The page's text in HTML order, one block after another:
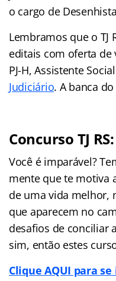
o cargo de
Lembramos que o TJ
editais com oferta de
PJ-H, Assistente
Judiciário. A banca
Concurso TJ
Você é imparável?
mente que te motiva
de uma vida melhor,
que aparecem no
desafios de conciliar
sim, então estes
Clique AQUI para